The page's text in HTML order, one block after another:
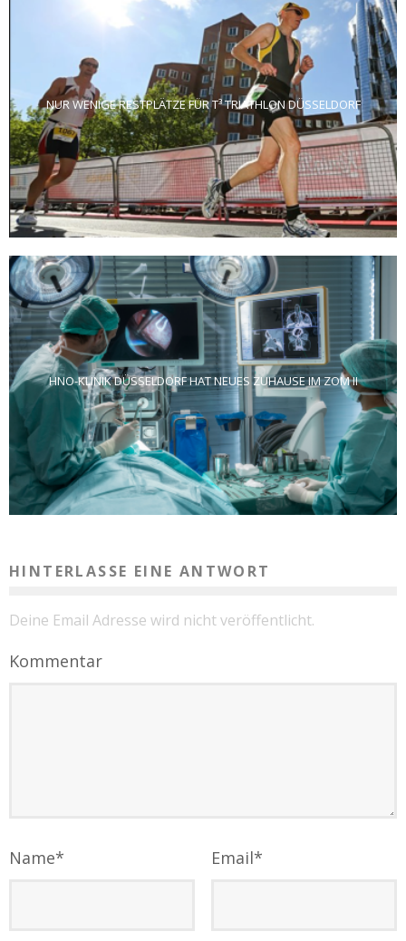
NUR WENIGE RESTPLÄTZE FÜR T³ TRIATHLON DÜSSELDORF
HNO-KLINIK DÜSSELDORF HAT NEUES ZUHAUSE IM ZOM II
HINTERLASSE EINE ANTWORT
Deine Email Adresse wird nicht veröffentlicht.
Kommentar
Name* Email*